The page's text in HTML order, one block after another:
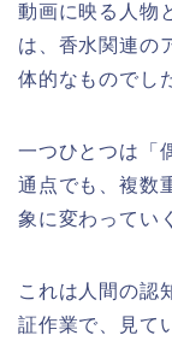
動画に映る人物
は、香水関連の
体的なものでし
一つひとつは「
通点でも、複数
象に変わってい
これは人間の認
証作業で、見て